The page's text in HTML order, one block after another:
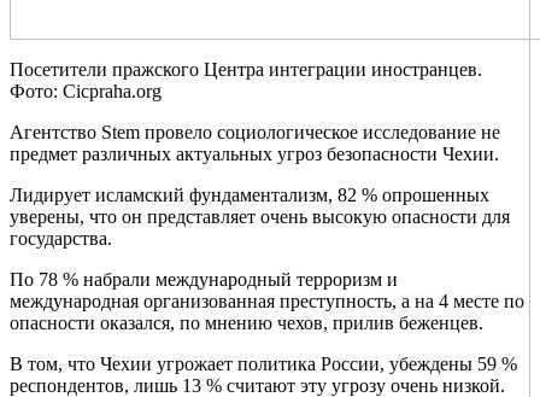
Посетители пражского Центра интеграции иностранцев.
Фото: Cicpraha.org
Агентство Stem провело социологическое исследование не
предмет различных актуальных угроз безопасности Чехии.
Лидирует исламский фундаментализм, 82 % опрошенных
уверены, что он представляет очень высокую опасности для
государства.
По 78 % набрали международный терроризм и
международная организованная преступность, а на 4 месте по
опасности оказался, по мнению чехов, прилив беженцев.
В том, что Чехии угрожает политика России, убеждены 59 %
респондентов, лишь 13 % считают эту угрозу очень низкой.